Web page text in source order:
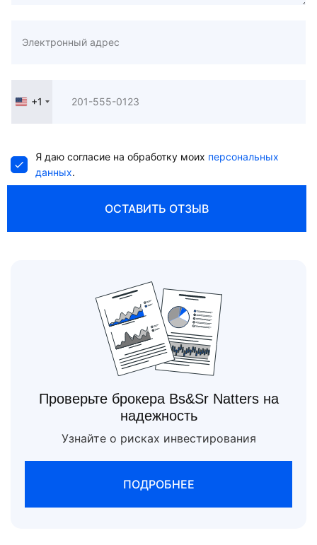
United
+1
Я даю согласие на обработку моих персональных
данных.
ОСТАВИТЬ ОТЗЫВ
Проверьте брокера Bs&Sr Natters на
надежность
Узнайте о рисках инвестирования
ПОДРОБНЕЕ